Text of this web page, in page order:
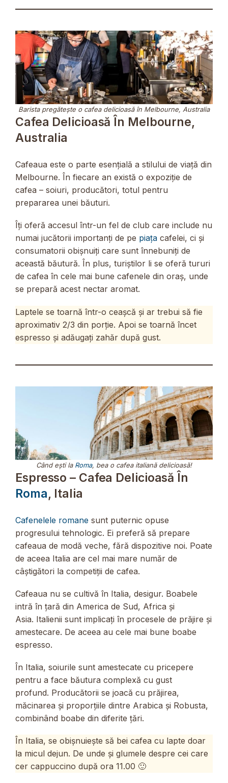
Barista pregătește o cafea delicioasă în Melbourne, Australia
Cafea Delicioasă În Melbourne,
Australia
Cafeaua este o parte esențială a stilului de viață din
Melbourne. În fiecare an există o expoziție de
cafea – soiuri, producători, totul pentru
prepararea unei băuturi.
Îți oferă accesul într-un fel de club care include nu
numai jucătorii importanți de pe piața cafelei, ci și
consumatorii obișnuiți care sunt înnebuniți de
această băutură. În plus, turiștilor li se oferă tururi
de cafea în cele mai bune cafenele din oraș, unde
se prepară acest nectar aromat.
Laptele se toarnă într-o ceașcă și ar trebui să fie
aproximativ 2/3 din porție. Apoi se toarnă încet
espresso și adăugați zahăr după gust.
Când ești la Roma, bea o cafea italiană delicioasă!
Espresso – Cafea Delicioasă În
Roma, Italia
Cafenelele romane sunt puternic opuse
progresului tehnologic. Ei preferă să prepare
cafeaua de modă veche, fără dispozitive noi. Poate
de aceea Italia are cel mai mare număr de
câștigători la competiții de cafea.
Cafeaua nu se cultivă în Italia, desigur. Boabele
intră în țară din America de Sud, Africa și
Asia. Italienii sunt implicați în procesele de prăjire și
amestecare. De aceea au cele mai bune boabe
espresso.
În Italia, soiurile sunt amestecate cu pricepere
pentru a face băutura complexă cu gust
profund. Producătorii se joacă cu prăjirea,
măcinarea și proporțiile dintre Arabica și Robusta,
combinând boabe din diferite țări.
În Italia, se obișnuiește să bei cafea cu lapte doar
la micul dejun. De unde și glumele despre cei care
cer cappuccino după ora 11.00 🙂